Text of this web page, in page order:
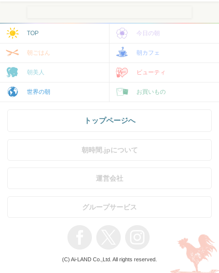
TOP 今日の朝
朝ごはん 朝カフェ
朝美人 ビューティ
世界の朝 お買いもの
トップページへ
朝時間.jpについて
運営会社
グループサービス
(C) Ai-LAND Co.,Ltd. All rights reserved.